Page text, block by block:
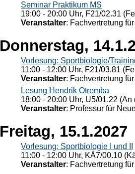
Seminar Praktikum MS
19:00 - 20:00 Uhr, F21/02.31
Veranstalter: Fachvertretung
Donnerstag,
Vorlesung: Sportbiologie/
11:00 - 12:00 Uhr, F21/03.81
Veranstalter: Fachvertretung
Lesung Hendrik Otremba
18:00 - 20:00 Uhr, U5/01.22
Veranstalter: Professur für
Freitag, 15.1.2027
Vorlesung: Sportbiologie I und II
11:00 - 12:00 Uhr, KÄ7/00.10
Veranstalter: Fachvertretung